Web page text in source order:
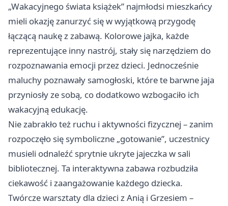
„Wakacyjnego świata książek” najmłodsi mieszkańcy
mieli okazję zanurzyć się w wyjątkową przygodę
łączącą naukę z zabawą. Kolorowe jajka, każde
reprezentujące inny nastrój, stały się narzędziem do
rozpoznawania emocji przez dzieci. Jednocześnie
maluchy poznawały samogłoski, które te barwne jaja
przyniosły ze sobą, co dodatkowo wzbogaciło ich
wakacyjną edukację.
Nie zabrakło też ruchu i aktywności fizycznej – zanim
rozpoczęło się symboliczne „gotowanie”, uczestnicy
musieli odnaleźć sprytnie ukryte jajeczka w sali
bibliotecznej. Ta interaktywna zabawa rozbudziła
ciekawość i zaangażowanie każdego dziecka.
Twórcze warsztaty dla dzieci z Anią i Grzesiem –